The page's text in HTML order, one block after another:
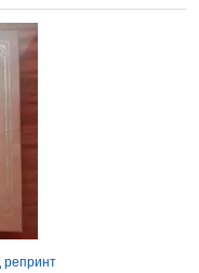
репринт